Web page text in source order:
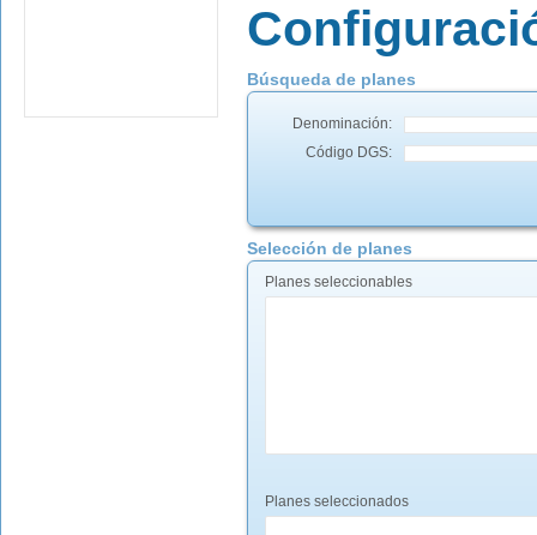
Búsqueda de planes
Denominación:
Código DGS:
Selección de planes
Planes seleccionables
Planes seleccionados